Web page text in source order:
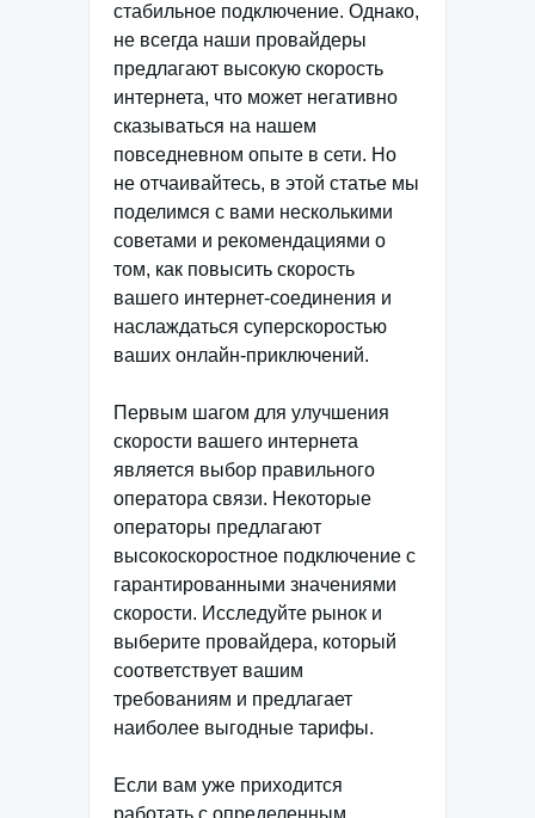
стабильное подключение. Однако,
не всегда наши провайдеры
предлагают высокую скорость
интернета, что может негативно
сказываться на нашем
повседневном опыте в сети. Но
не отчаивайтесь, в этой статье мы
поделимся с вами несколькими
советами и рекомендациями о
том, как повысить скорость
вашего интернет-соединения и
наслаждаться суперскоростью
ваших онлайн-приключений.
Первым шагом для улучшения
скорости вашего интернета
является выбор правильного
оператора связи. Некоторые
операторы предлагают
высокоскоростное подключение с
гарантированными значениями
скорости. Исследуйте рынок и
выберите провайдера, который
соответствует вашим
требованиям и предлагает
наиболее выгодные тарифы.
Если вам уже приходится
работать с определенным